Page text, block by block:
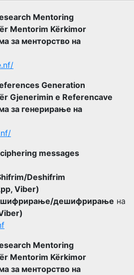
Mentoring
Mentorim Kërkimor
за менторство на
Generation
Gjenerimin e Referencave
за генерирање на
messages
Deshifrim
Viber)
шифрирање/дешифрирање на
Mentoring
Mentorim Kërkimor
за менторство на